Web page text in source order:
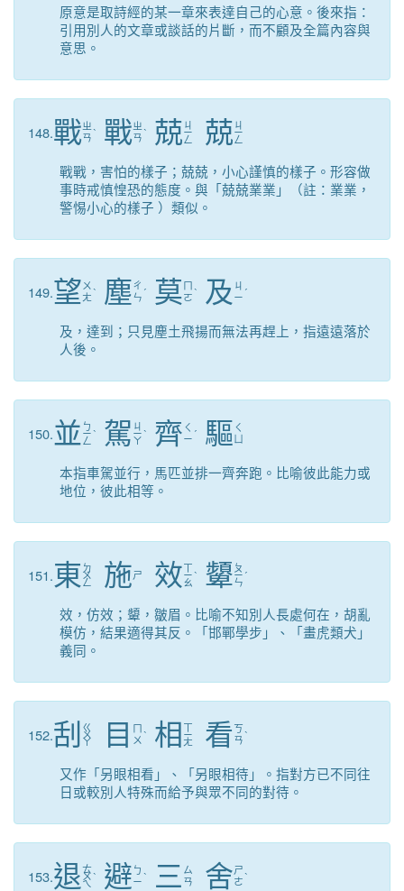
原意是取詩經的某一章來表達自己的心意。後來指：
引用別人的文章或談話的片斷，而不顧及全篇內容與
意思。
148.戰ㄓ
ㄢˋ 戰ㄓ
ㄢˋ 兢 ㄐ
ㄧ
ㄥ 兢 ㄐ
ㄧ
ㄥ
戰戰，害怕的樣子；兢兢，小心謹慎的樣子。形容做
事時戒慎惶恐的態度。與「兢兢業業」（註：業業，
警惕小心的樣子 ）類似。
149.望 ㄨ
ㄤˋ 塵ㄔ
ㄣ ˊ 莫 ㄇ
ㄛˋ 及 ㄐ
ㄧ ˊ
及，達到；只見塵土飛揚而無法再趕上，指遠遠落於
人後。
150.並 ㄅ
ㄧ
ㄥ
ˋ 駕 ㄐ
ㄧ
ㄚ
ˋ 齊 ㄑ
ㄧ ˊ 驅 ㄑ
本指車駕並行，馬匹並排一齊奔跑。比喻彼此能力或
地位，彼此相等。
151.東 ㄉ
ㄨ
ㄥ 施ㄕ 效ㄒ
ㄧ
ㄠ
ˋ 顰 ㄆ
ㄧ
ㄣ
ˊ
效，仿效；顰，皺眉。比喻不知別人長處何在，胡亂
模仿，結果適得其反。「邯鄲學步」、「畫虎類犬」
義同。
152.刮 ㄍ
ㄨ
ㄚ 目
ㄇ
ㄨ ˋ 相 ㄒ
ㄧ
ㄤ 看 ㄎ
ㄢˋ
又作「另眼相看」、「另眼相待」。指對方已不同往
日或較別人特殊而給予與眾不同的對待。
153.退ㄊ
ㄨ
ㄟ
ˋ 避 ㄅ
ㄧˋ 三 ㄙ
ㄢ
舍ㄕ
ㄜˋ